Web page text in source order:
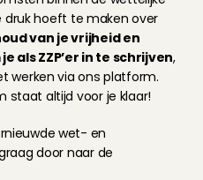
druk hoeft te maken over
van je vrijheid en
als ZZP’er in te schrijven,
werken via ons platform.
staat altijd voor je klaar!
wet- en